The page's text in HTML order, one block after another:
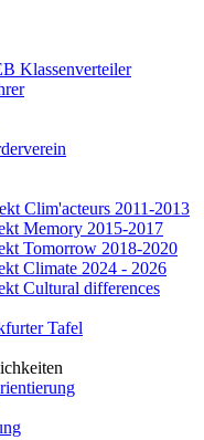
Klassenverteiler
Clim'acteurs 2011-2013
Memory 2015-2017
Tomorrow 2018-2020
Climate 2024 - 2026
Cultural differences
Tafel